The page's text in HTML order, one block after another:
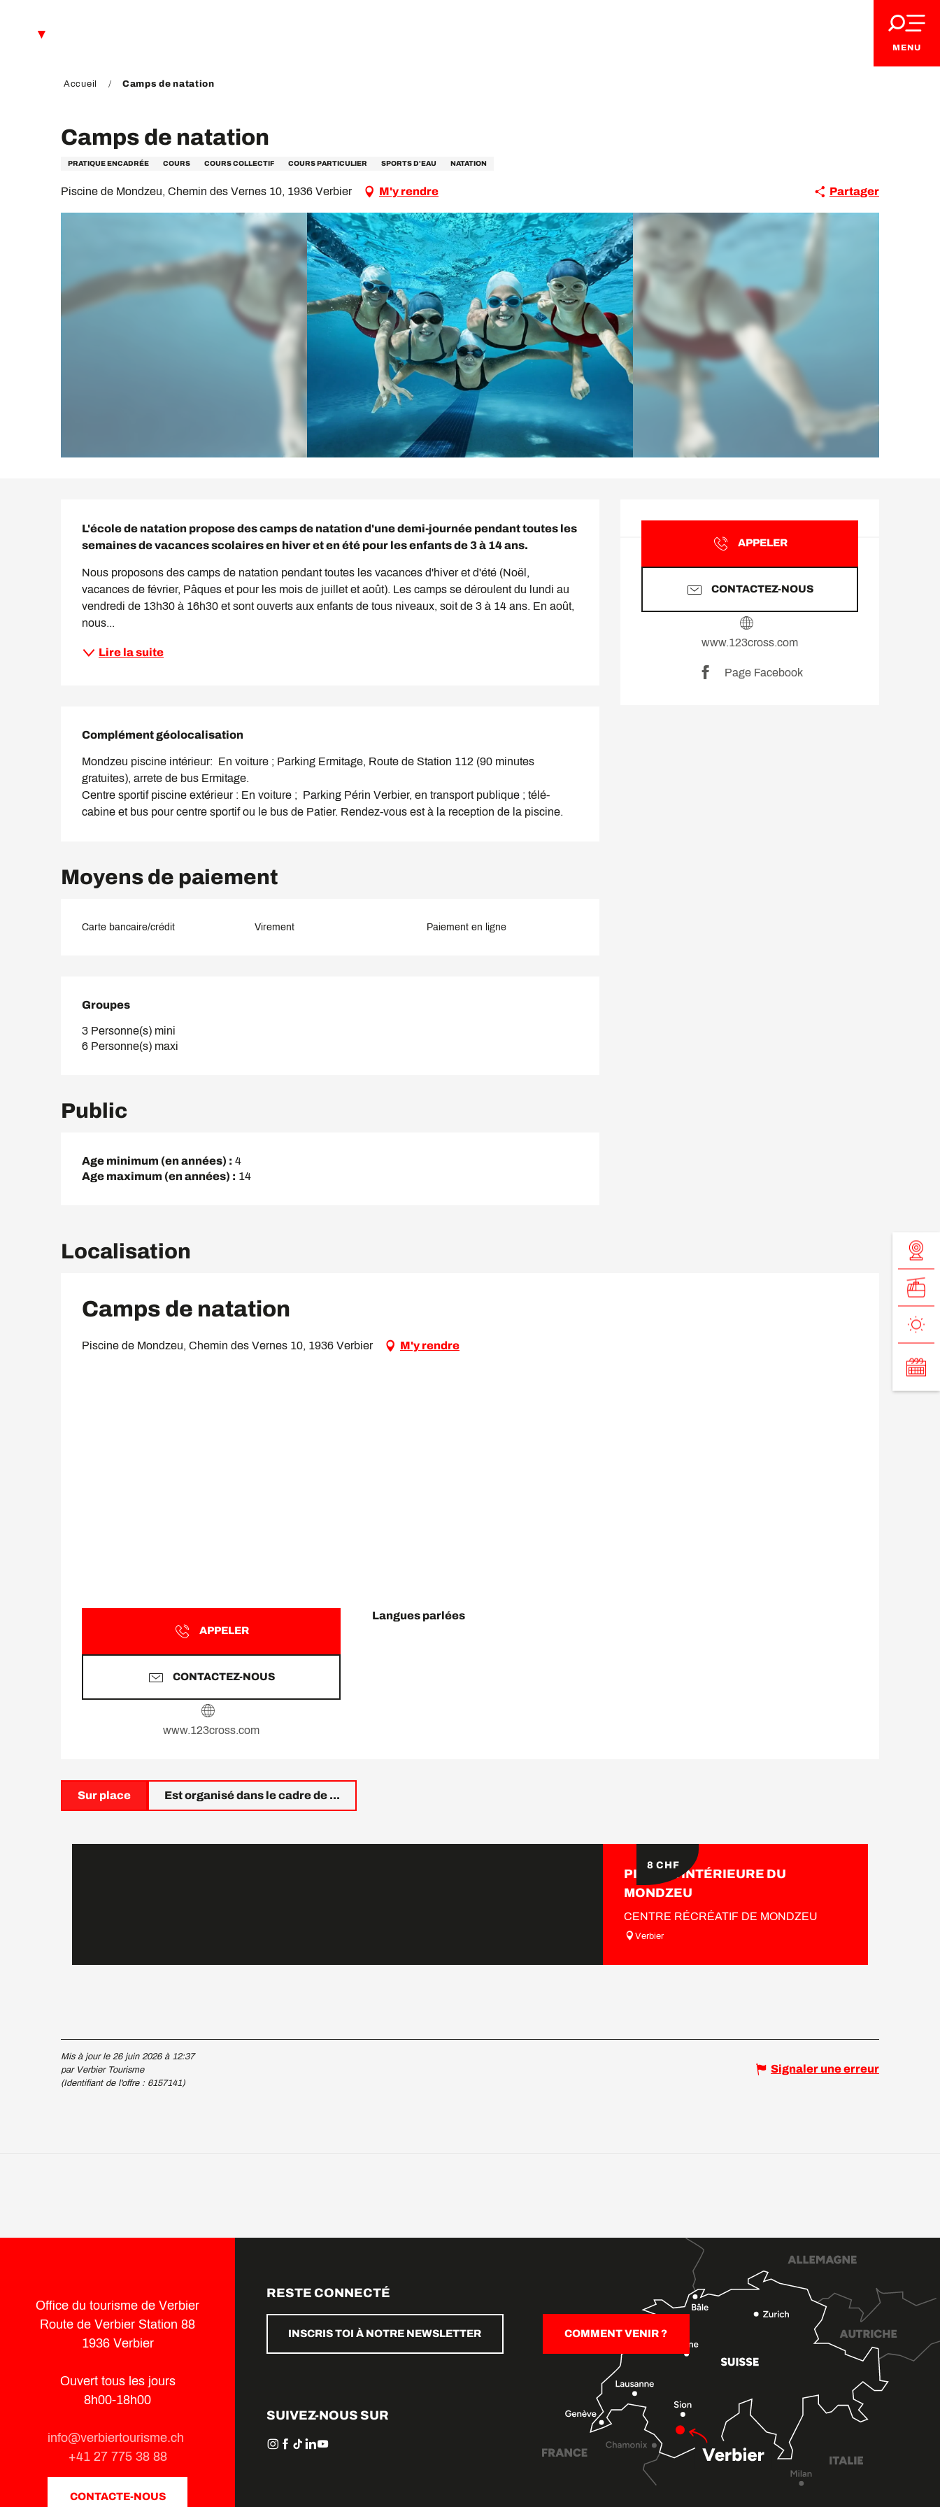
MENU
Accueil Camps de natation
Camps de natation
PRATIQUE ENCADRÉE COURS COURS COLLECTIF COURS PARTICULIER SPORTS D'EAU NATATION
Piscine de Mondzeu, Chemin des Vernes 10, 1936 Verbier M'y rendre Partager
Ouverture et coordonnées
APPELER
CONTACTEZ-NOUS
www.123cross.com
Page Facebook
L'école de natation propose des camps de natation d'une demi-journée pendant toutes les
semaines de vacances scolaires en hiver et en été pour les enfants de 3 à 14 ans.
Nous proposons des camps de natation pendant toutes les vacances d'hiver et d'été (Noël,
vacances de février, Pâques et pour les mois de juillet et août). Les camps se déroulent du lundi au
vendredi de 13h30 à 16h30 et sont ouverts aux enfants de tous niveaux, soit de 3 à 14 ans. En août,
nous...
Lire la suite
Complément géolocalisation
Complément géolocalisation
Mondzeu piscine intérieur:  En voiture ; Parking Ermitage, Route de Station 112 (90 minutes
gratuites), arrete de bus Ermitage.
Centre sportif piscine extérieur : En voiture ;  Parking Périn Verbier, en transport publique ; télé-
cabine et bus pour centre sportif ou le bus de Patier. Rendez-vous est à la reception de la piscine.
Moyens de paiement
Carte bancaire/crédit Virement Paiement en ligne
Groupes
Groupes
3 Personne(s) mini
6 Personne(s) maxi
Public
Age minimum (en années) : 4
Age maximum (en années) : 14
Localisation
Camps de natation
Piscine de Mondzeu, Chemin des Vernes 10, 1936 Verbier M'y rendre
APPELER
CONTACTEZ-NOUS
www.123cross.com
Langues parlées
Langues parlées
Sur place Est organisé dans le cadre de ...
8 CHF
PISCINE INTÉRIEURE DU
MONDZEU
CENTRE RÉCRÉATIF DE MONDZEU
Verbier
Mis à jour le 26 juin 2026 à 12:37
par Verbier Tourisme
(Identifiant de l'offre : 6157141)
Signaler une erreur
Office du tourisme de Verbier
Route de Verbier Station 88
1936 Verbier
Ouvert tous les jours
8h00-18h00
info@verbiertourisme.ch
+41 27 775 38 88
CONTACTE-NOUS
RESTE CONNECTÉ
INSCRIS TOI À NOTRE NEWSLETTER COMMENT VENIR ?
SUIVEZ-NOUS SUR